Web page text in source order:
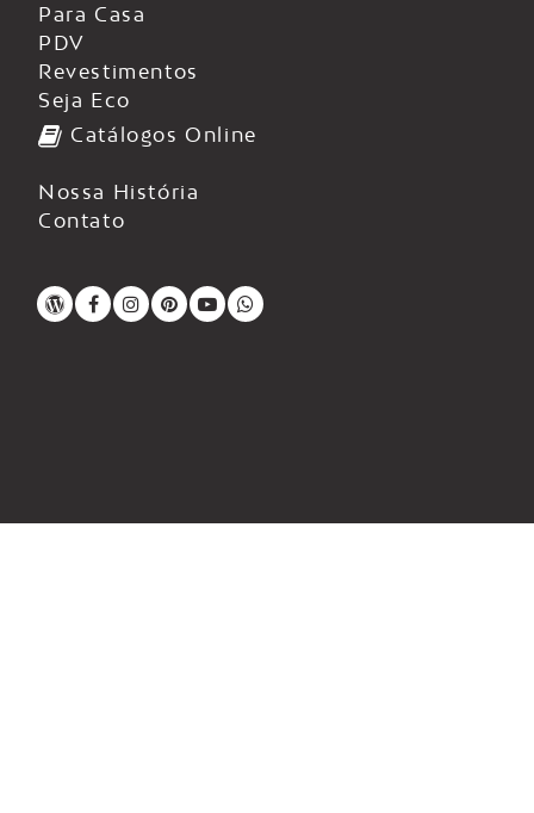
Para Casa
PDV
Revestimentos
Seja Eco
Catálogos Online
Nossa História
Contato